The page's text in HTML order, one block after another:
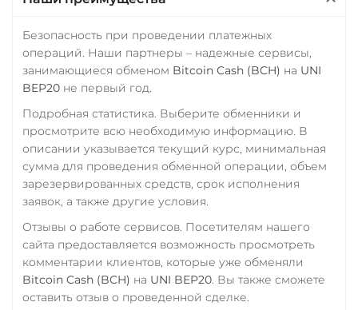
Tornado Cash (TORN)
Tron (TRX)
ERC20 TRC20 BEP
TRUMP
Trust Wallet Token (TWT)
Uniswap (UNI)
ERC20
USD Coin (USDC)
ERC20
Райффайзен
RUB UAH
Росбанк RUB
Россельхоз банк RUB
Русский Стандарт RUB
RUB KZT QR RUB
СБП RUB
Совкомбанк RUB
Безопасность при проведении платежных
операций. Наши партнеры – надежные сервисы,
занимающиеся обменом Bitcoin Cash (BCH) на UNI
BEP20 не первый год.
Подробная статистика. Выберите обменники и
просмотрите всю необходимую информацию. В
описании указывается текущий курс, минимальная
сумма для проведения обменной операции, объем
зарезервированных средств, срок исполнения
заявок, а также другие условия.
Отзывы о работе сервисов. Посетителям нашего
сайта предоставляется возможность просмотреть
комментарии клиентов, которые уже обменяли
Bitcoin Cash (BCH) на UNI BEP20. Вы также сможете
оставить отзыв о проведенной сделке.